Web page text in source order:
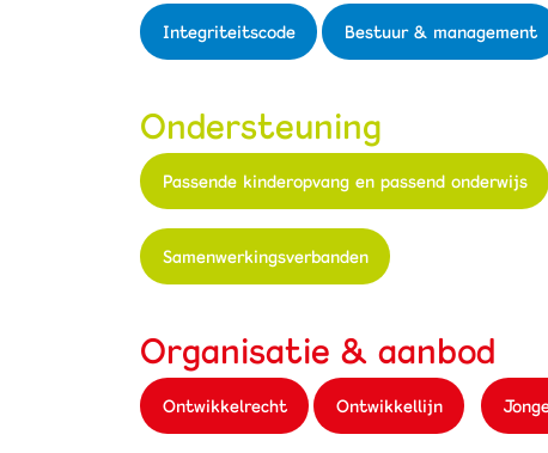
Integriteitscode Bestuur & management
Ondersteuning
Passende kinderopvang en passend onderwijs
Samenwerkingsverbanden
Organisatie & aanbod
Ontwikkelrecht Ontwikkellijn